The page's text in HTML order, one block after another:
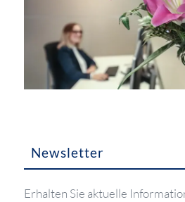
Newsletter
Erhalten Sie aktuelle